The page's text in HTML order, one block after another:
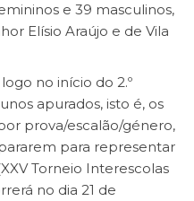
e 39 masculinos,
Elísio Araújo e de Vila
no início do 2.º
apurados, isto é, os
prova/escalão/género,
para representar
Torneio Interescolas
no dia 21 de